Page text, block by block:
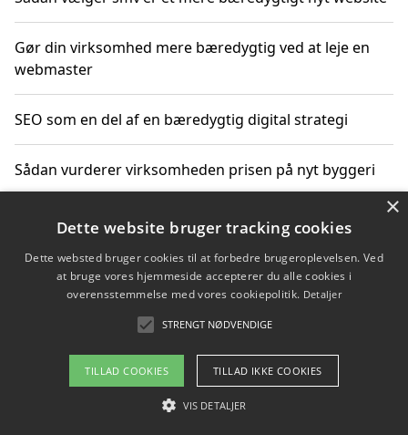
Gør din virksomhed mere bæredygtig ved at leje en
webmaster
SEO som en del af en bæredygtig digital strategi
Sådan vurderer virksomheden prisen på nyt byggeri
Sådan får du hjælp til en hjemmeside uden binding
Copyright 2026 - Pilanto Aps
Om / kontakt
Blog Betingelser
×
Dette website bruger tracking cookies
Dette websted bruger cookies til at forbedre brugeroplevelsen. Ved
at bruge vores hjemmeside accepterer du alle cookies i
overensstemmelse med vores cookiepolitik. Detaljer
STRENGT NØDVENDIGE
TILLAD COOKIES TILLAD IKKE COOKIES
VIS DETALJER